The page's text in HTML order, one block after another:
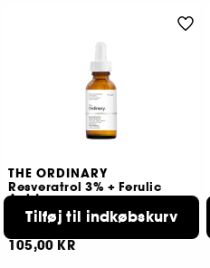
THE ORDINARY
Resveratrol 3% + Ferulic
Acid
Serum
105,00 KR
Tilføj til indkøbskurv